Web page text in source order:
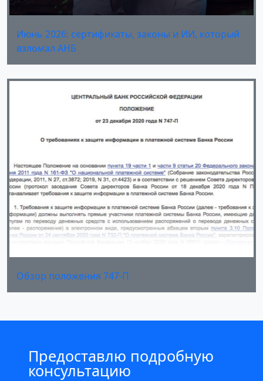
Июнь 2026: сертификаты, законы и ИИ, который
взломал АНБ
Обзор положения 747-П
Предоставлю подробную
консультацию